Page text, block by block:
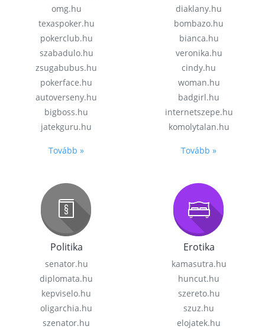
omg.hu
texaspoker.hu
pokerclub.hu
szabadulo.hu
zsugabubus.hu
pokerface.hu
autoverseny.hu
bigboss.hu
jatekguru.hu
Tovább »
diaklany.hu
bombazo.hu
bianca.hu
veronika.hu
cindy.hu
woman.hu
badgirl.hu
internetszepe.hu
komolytalan.hu
Tovább »
Politika
senator.hu
diplomata.hu
kepviselo.hu
oligarchia.hu
szenator.hu
Erotika
kamasutra.hu
huncut.hu
szereto.hu
szuz.hu
elojatek.hu